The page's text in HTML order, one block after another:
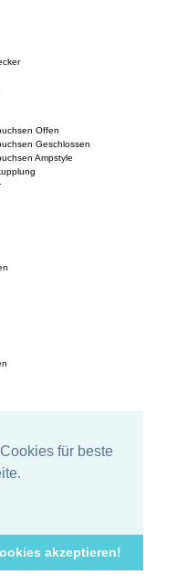
für beste
akzeptieren!
Offen
Geschlossen
Ampstyle